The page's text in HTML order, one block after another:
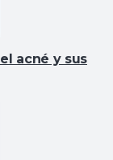
acné y sus